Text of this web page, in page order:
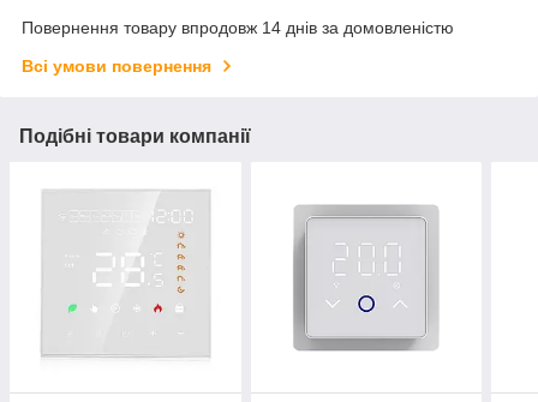
Повернення товару впродовж 14 днів за домовленістю
Всі умови повернення
Подібні товари компанії